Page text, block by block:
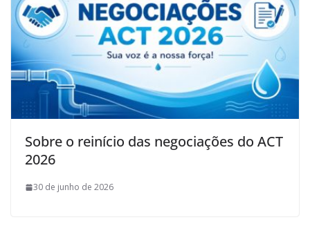
Sobre o reinício das negociações do ACT
2026
30 de junho de 2026